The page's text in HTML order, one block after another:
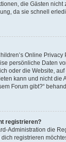
die Gästen
da sie schnell
Online
persönliche Daten
oder die Website,
kann und nicht die
Forum gibt?“
registrieren?
Administration die
registrieren